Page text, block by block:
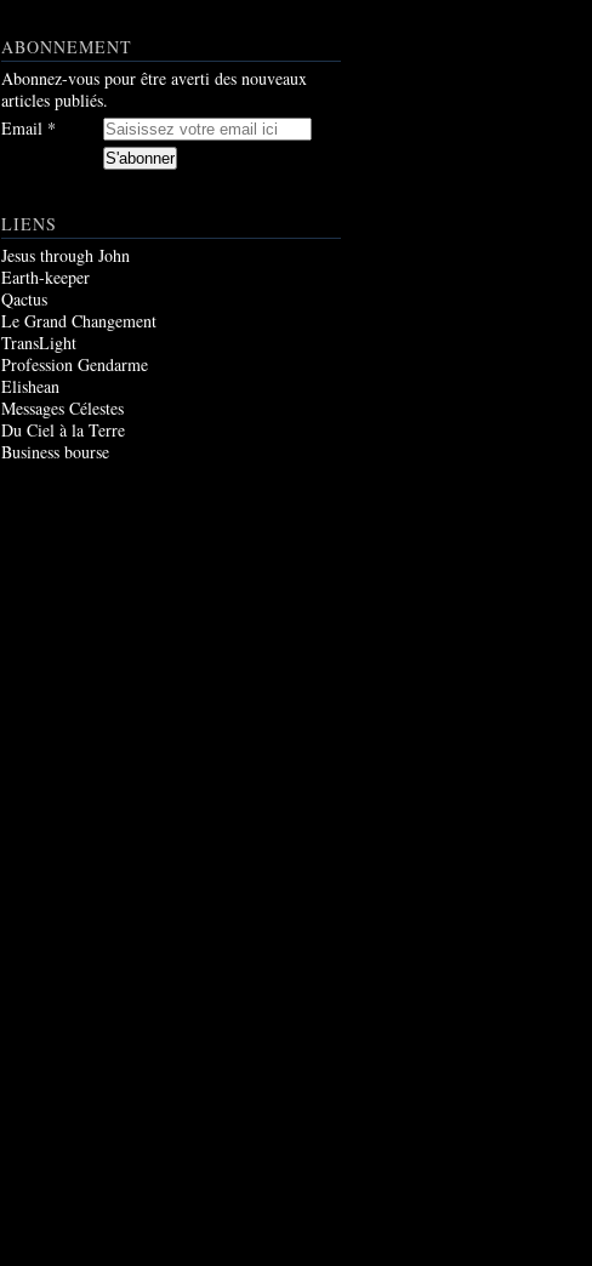
ABONNEMENT
Abonnez-vous pour être averti des nouveaux
articles publiés.
Email
LIENS
Jesus through John
Earth-keeper
Qactus
Le Grand Changement
TransLight
Profession Gendarme
Elishean
Messages Célestes
Du Ciel à la Terre
Business bourse